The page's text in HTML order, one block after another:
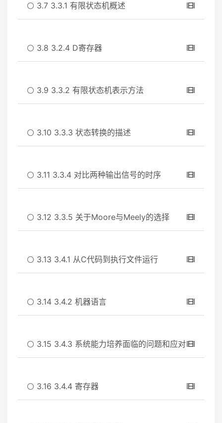
3.7 3.3.1 有限状态机概述
3.8 3.2.4 D寄存器
3.9 3.3.2 有限状态机表示方法
3.10 3.3.3 状态转换的描述
3.11 3.3.4 对比两种输出信号的时序
3.12 3.3.5 关于Moore与Meely的选择
3.13 3.4.1 从C代码到执行文件运行
3.14 3.4.2 机器语言
3.15 3.4.3 系统能力培养面临的问题和应对
3.16 3.4.4 寄存器